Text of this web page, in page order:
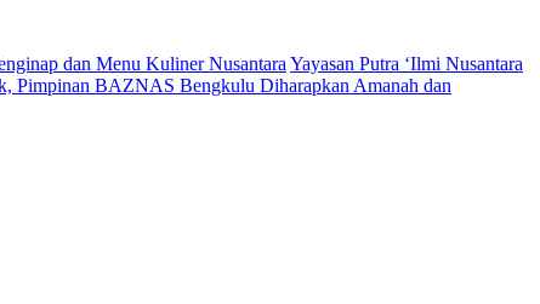
dan Menu Kuliner Nusantara Yayasan Putra ‘Ilmi Nusantara
Pimpinan BAZNAS Bengkulu Diharapkan Amanah dan